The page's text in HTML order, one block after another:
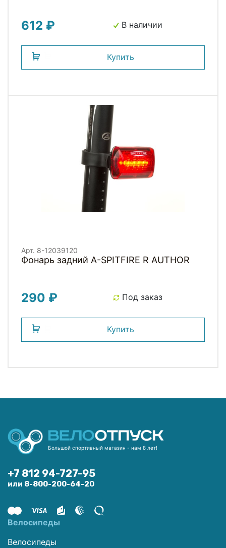
612 ₽ В наличии
Купить
Арт. 8-12039120
Фонарь задний A-SPITFIRE R AUTHOR
290 ₽ Под заказ
Купить
Большой спортивный магазин - нам 8 лет!
+7 812 94-727-95
или 8-800-200-64-20
Велосипеды
Велосипеды